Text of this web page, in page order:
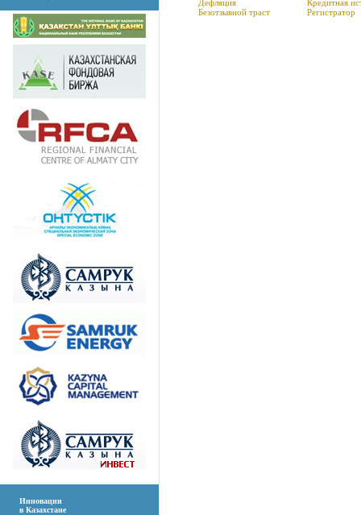
Инновации
в Казахстане
Дефляция
Безотзывной траст
Кредитная
Регистратор